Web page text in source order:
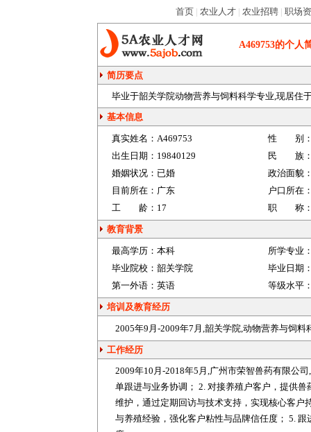
首页 | 农业人才 | 农业招聘 | 职场
A469753的个人
简历要点
毕业于韶关学院动物营养与饲料科学专业,现居住
基本信息
真实姓名： A469753
性 别
出生日期： 19840129
民 族
婚姻状况： 已婚
政治面貌
目前所在： 广东
户口所在
工 龄： 17 职 称
教育背景
最高学历： 本科
所学专业
毕业院校： 韶关学院
毕业日期
第一外语： 英语 等级水平
培训及教育经历
2005年9月-2009年7月,韶关学院,动物营养与饲料
工作经历
2009年10月-2018年5月,广州市荣智兽药有限公
单跟进与业务协调； 2. 对接养殖户客户，提供兽
维护，通过定期回访与技术支持，实现核心客户
与养殖经验，强化客户粘性与品牌信任度； 5.